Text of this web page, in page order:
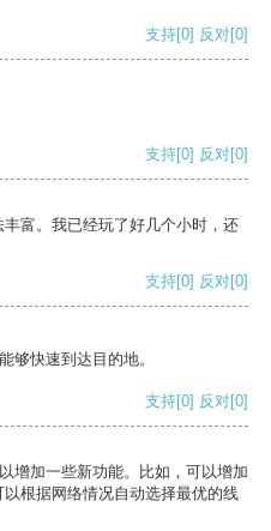
支持[0] 反对[0]
支持[0] 反对[0]
富。我已经玩了好几个小时，还
支持[0] 反对[0]
够快速到达目的地。
支持[0] 反对[0]
增加一些新功能。比如，可以增加
根据网络情况自动选择最优的线